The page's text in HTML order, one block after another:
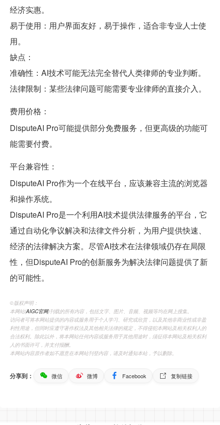
经济实惠。
易于使用：用户界面友好，易于操作，适合非专业人士使
用。
缺点：
准确性：AI技术可能无法完全替代人类律师的专业判断。
法律限制：某些法律问题可能需要专业律师的直接介入。
费用价格：
DisputeAI Pro可能提供部分免费服务，但更高级的功能可
能需要付费。
平台兼容性：
DisputeAI Pro作为一个在线平台，应该兼容主流的浏览器
和操作系统。
DisputeAI Pro是一个利用AI技术提供法律服务的平台，它
通过自动化争议解决和法律文件分析，为用户提供快速、
经济的法律解决方案。尽管AI技术在法律领域仍存在局限
性，但DisputeAI Pro的创新服务为解决法律问题提供了新
的可能性。
©️版权声明：
本网站(AIGC官网)刊载的所有内容，包括文字、图片、音频、视频等均在网上搜集。
访问者可将本网站提供的内容或服务用于个人学习、研究或欣赏，以及其他非商业性或非盈
利性用途，但同时应遵守著作权法及其他相关法律的规定，不得侵犯本网站及相关权利人的
合法权利。除此以外，将本网站任何内容或服务用于其他用途时，须征得本网站及相关权利
人的书面许可，并支付报酬。
本网站内容原作者如不愿意在本网站刊登内容，请及时通知本站，予以删除。
分享到： 微信 微博 Facebook 复制链接